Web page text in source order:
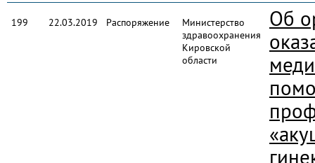
199 22.03.2019 Распоряжение
Министерство
здравоохранения
Кировской
области
Об